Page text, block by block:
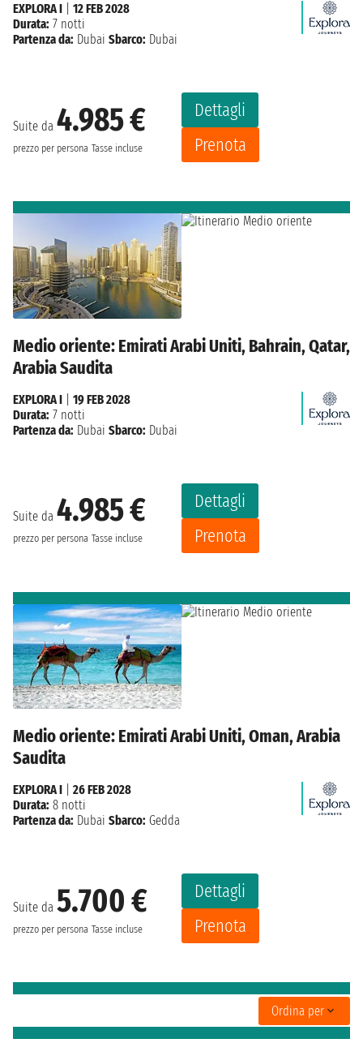
Suite da 4.985 €
prezzo per persona Tasse incluse
Dettagli
Prenota
EXPLORA I
12 FEB 2028
Durata: 7 notti
Partenza da: Dubai Sbarco: Dubai
Medio oriente: Emirati Arabi Uniti, Bahrain, Qatar,
Arabia Saudita
Suite da 4.985 €
prezzo per persona Tasse incluse
Dettagli
Prenota
EXPLORA I
19 FEB 2028
Durata: 7 notti
Partenza da: Dubai Sbarco: Dubai
Medio oriente: Emirati Arabi Uniti, Oman, Arabia
Saudita
Suite da 5.700 €
prezzo per persona Tasse incluse
Dettagli
Prenota
EXPLORA I
26 FEB 2028
Durata: 8 notti
Partenza da: Dubai Sbarco: Gedda
Ordina per